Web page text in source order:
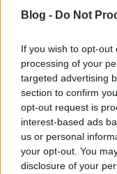
Blog - Do Not
If you wish to opt-
processing of your
targeted advertising
section to confirm
opt-out request is
interest-based ads
us or personal
your opt-out. You
disclosure of your
nagyon csinos